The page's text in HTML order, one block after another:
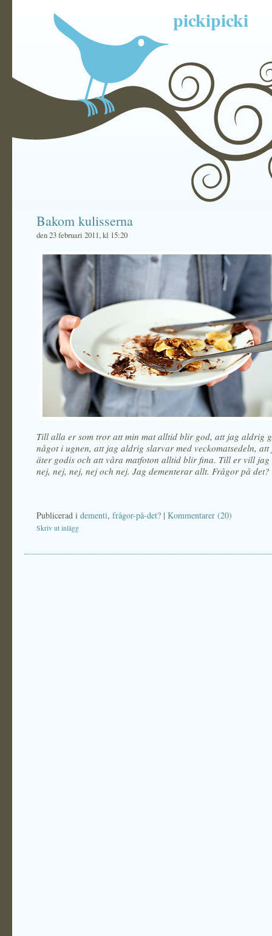
pickipicki
Bakom kulisserna
den 23 februari 2011, kl 15:20
Till alla er som tror att min mat alltid blir god, att jag aldrig
något i ugnen, att jag aldrig slarvar med veckomatsedeln,
äter godis och att våra matfoton alltid blir fina. Till er vill jag
nej, nej, nej, nej och nej. Jag dementerar allt. Frågor på det?
Publicerad i dementi, frågor-på-det? | Kommentarer (20)
Skriv ut inlägg